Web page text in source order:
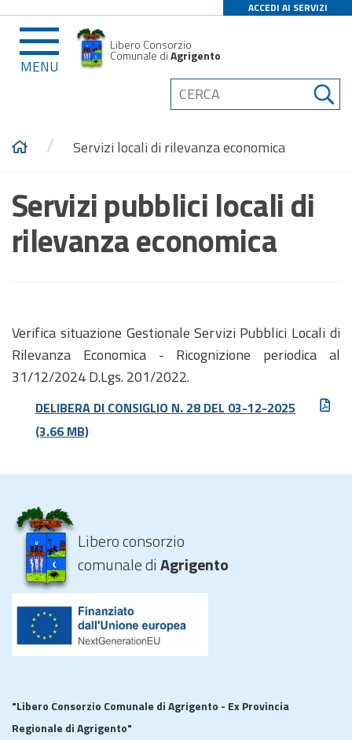
ACCEDI AI SERVIZI
MENU
Libero Consorzio
Comunale diAgrigento
/ Servizi locali di rilevanza economica
Servizi pubblici locali di
rilevanza economica
Verifica situazione Gestionale Servizi Pubblici Locali di
Rilevanza Economica - Ricognizione periodica al
31/12/2024 D.Lgs. 201/2022.
DELIBERA DI CONSIGLIO N. 28 DEL 03-12-2025
(3.66 MB)
Libero consorzio
comunale diAgrigento
"Libero Consorzio Comunale di Agrigento - Ex Provincia
Regionale di Agrigento"